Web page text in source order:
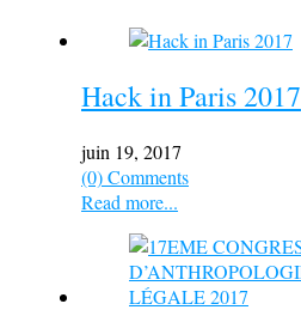
Hack in Paris 2017
juin 19, 2017
(0) Comments
Read more...